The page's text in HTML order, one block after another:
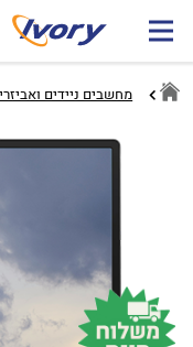
מחשבים ניידים